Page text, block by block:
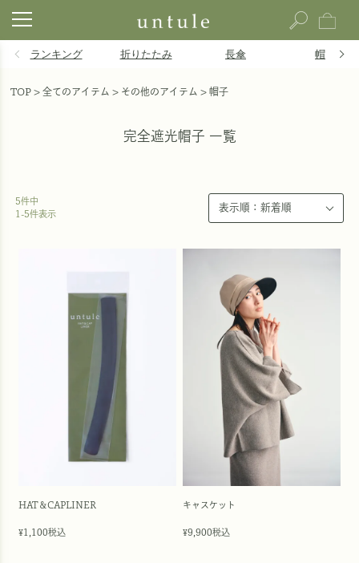
ランキング 折りたたみ 長傘 帽子
TOP 全てのアイテム その他のアイテム 帽子
完全遮光帽子 一覧
5件中
1 -5件表示
HAT＆CAPLINER
¥1,100税込
キャスケット
¥9,900税込